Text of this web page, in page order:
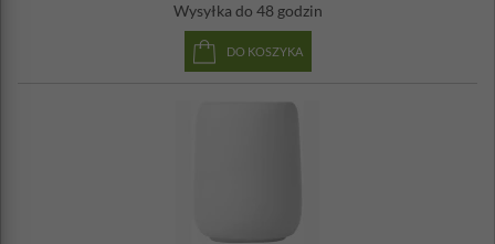
Wysyłka do 48 godzin
DO KOSZYKA